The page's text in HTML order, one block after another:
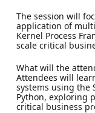
The session will
application of
Kernel Process
scale critical
What will the
Attendees will
systems using the
Python, exploring
critical business